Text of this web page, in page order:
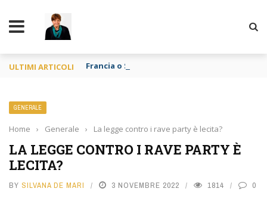
ULTIMI ARTICOLI Francia o Spagna purché si mangi
GENERALE
Home › Generale › La legge contro i rave party è lecita?
LA LEGGE CONTRO I RAVE PARTY È
LECITA?
BY SILVANA DE MARI 3 NOVEMBRE 2022 1814 0